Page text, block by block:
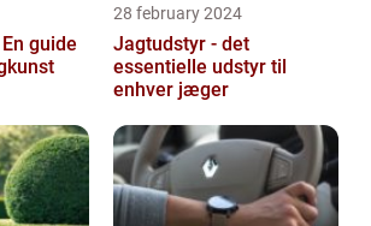
guide
28 february 2024
Jagtudstyr - det
essentielle udstyr til
enhver jæger